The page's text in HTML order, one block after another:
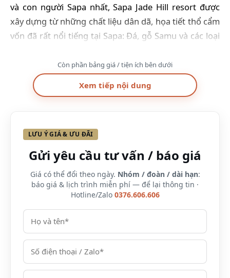
và con người Sapa nhất, Sapa Jade Hill resort được
xây dựng từ những chất liệu dân dã, họa tiết thổ cẩm
vốn đã rất nổi tiếng tại Sapa: Đá, gỗ Samu và các loại
Đặc biệt, trong từng phòng của biệt thự Sapa Jade
Hill đều được thiết kế mở tối đa, vừa tận dụng được
tầm nhìn ngoạn mục, vừa đem đến không gian sống
thái giữa thiên nhiên bao la rộng lớn của núi rừng
Còn phần bảng giá / tiện ích bên dưới
Xem tiếp nội dung
LƯU Ý GIÁ & ƯU ĐÃI
Gửi yêu cầu tư vấn / báo giá
Giá có thể đổi theo ngày. Nhóm / đoàn / dài hạn:
báo giá & lịch trình miễn phí — để lại thông tin ·
Hotline/Zalo 0376.606.606